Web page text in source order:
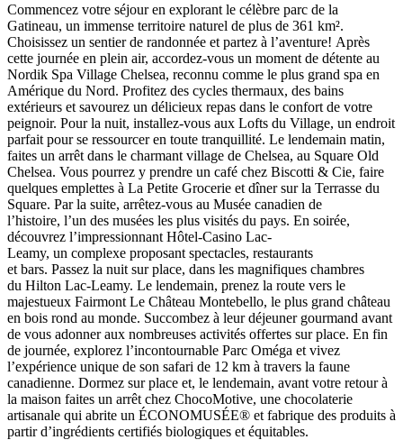
Commencez votre séjour en explorant le célèbre parc de la
Gatineau, un immense territoire naturel de plus de 361 km².
Choisissez un sentier de randonnée et partez à l’aventure! Après
cette journée en plein air, accordez-vous un moment de détente au
Nordik Spa Village Chelsea, reconnu comme le plus grand spa en
Amérique du Nord. Profitez des cycles thermaux, des bains
extérieurs et savourez un délicieux repas dans le confort de votre
peignoir. Pour la nuit, installez-vous aux Lofts du Village, un endroit
parfait pour se ressourcer en toute tranquillité. Le lendemain matin,
faites un arrêt dans le charmant village de Chelsea, au Square Old
Chelsea. Vous pourrez y prendre un café chez Biscotti & Cie, faire
quelques emplettes à La Petite Grocerie et dîner sur la Terrasse du
Square. Par la suite, arrêtez-vous au Musée canadien de
l’histoire, l’un des musées les plus visités du pays. En soirée,
découvrez l’impressionnant Hôtel-Casino Lac-
Leamy, un complexe proposant spectacles, restaurants
et bars. Passez la nuit sur place, dans les magnifiques chambres
du Hilton Lac-Leamy. Le lendemain, prenez la route vers le
majestueux Fairmont Le Château Montebello, le plus grand château
en bois rond au monde. Succombez à leur déjeuner gourmand avant
de vous adonner aux nombreuses activités offertes sur place. En fin
de journée, explorez l’incontournable Parc Oméga et vivez
l’expérience unique de son safari de 12 km à travers la faune
canadienne. Dormez sur place et, le lendemain, avant votre retour à
la maison faites un arrêt chez ChocoMotive, une chocolaterie
artisanale qui abrite un ÉCONOMUSÉE® et fabrique des produits à
partir d’ingrédients certifiés biologiques et équitables.